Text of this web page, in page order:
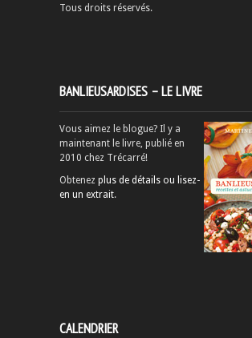
Tous droits réservés.
BANLIEUSARDISES – LE LIVRE
Vous aimez le blogue? Il y a
maintenant le livre, publié en
2010 chez Trécarré!
Obtenez plus de détails ou lisez-
en un extrait.
CALENDRIER